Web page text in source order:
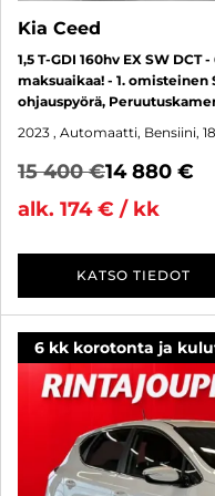
Kia Ceed
1,5 T-GDI 160hv EX SW
maksuaikaa! - 1.
ohjauspyörä,
2023 , Automaatti, Bensiini,
15 400 €14 880 €
alk. 174 € / kk
KATSO TIEDOT
6 kk korotonta ja